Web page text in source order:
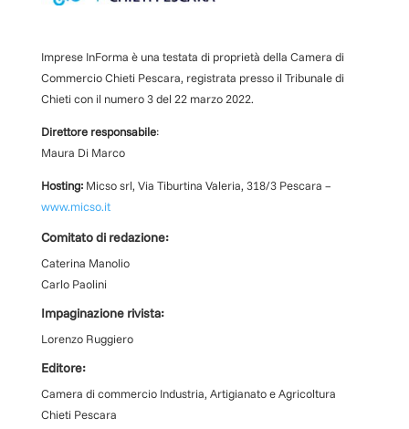
Imprese InForma è una testata di proprietà della Camera di
Commercio Chieti Pescara, registrata presso il Tribunale di
Chieti con il numero3del 22 marzo 2022.
Direttore responsabile:
Maura Di Marco
Hosting:Micso srl, Via Tiburtina Valeria, 318/3 Pescara –
www.micso.it
Comitato di redazione:
Caterina Manolio
Carlo Paolini
Impaginazione rivista:
Lorenzo Ruggiero
Editore:
Camera di commercio Industria, Artigianato e Agricoltura
Chieti Pescara